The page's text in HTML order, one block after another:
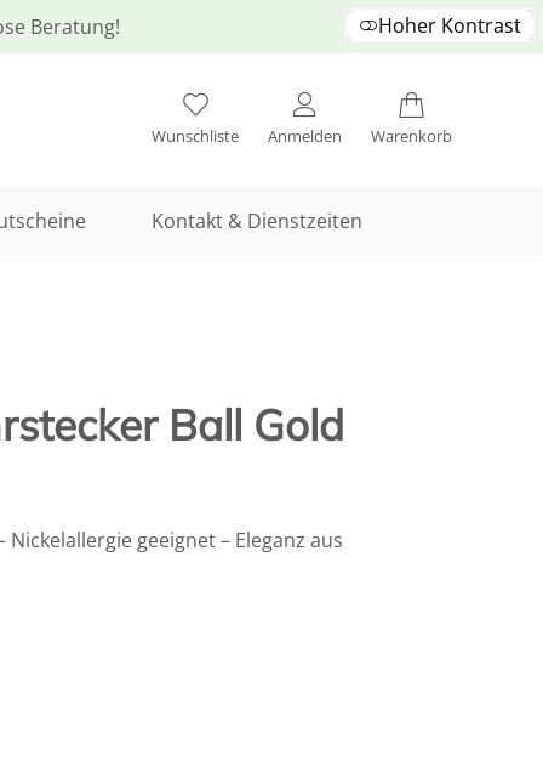
Beratung! Hoher Kontrast
Wunschliste Anmelden Warenkorb
Kontakt & Dienstzeiten
Ball Gold
geeignet – Eleganz aus